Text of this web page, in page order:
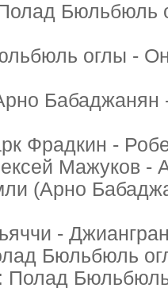
Бюльбюль
оглы -
Бабаджанян
Фрадкин -
Мажуков -
(Арно
-
Бюльбюль
Полад